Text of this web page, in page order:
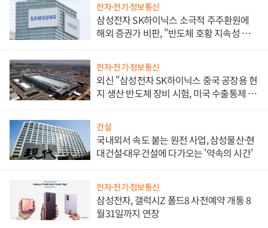
전자·전기·정보통신
삼성전자 SK하이닉스 소극적 주주환원에
해외 증권가 비판, "반도체 호황 지속성 의
전자·전기·정보통신
외신 "삼성전자 SK하이닉스 중국 공장용 현
지 생산 반도체 장비 시험, 미국 수출통제 대
건설
국내외서 속도 붙는 원전 사업, 삼성물산·현
대건설·대우건설에 다가오는 '약속의 시간'
전자·전기·정보통신
삼성전자, 갤럭시Z 폴드8 사전예약 개통 8
월31일까지 연장